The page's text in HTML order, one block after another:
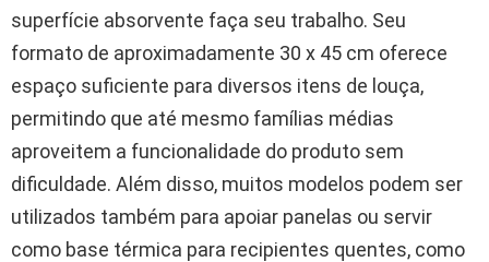
superfície absorvente faça seu trabalho. Seu
formato de aproximadamente 30 x 45 cm oferece
espaço suficiente para diversos itens de louça,
permitindo que até mesmo famílias médias
aproveitem a funcionalidade do produto sem
dificuldade. Além disso, muitos modelos podem ser
utilizados também para apoiar panelas ou servir
como base térmica para recipientes quentes, como